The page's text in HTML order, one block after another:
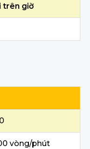
trên giờ
/ Tốc độ
vòng/phút